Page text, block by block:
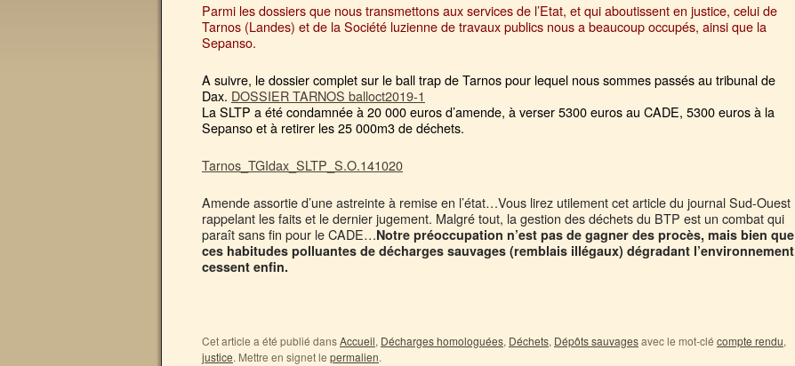
Parmi les dossiers que nous transmettons aux services de l’Etat, et qui aboutissent en justice, celui de
Tarnos (Landes) et de la Société luzienne de travaux publics nous a beaucoup occupés, ainsi que la
Sepanso.
A suivre, le dossier complet sur le ball trap de Tarnos pour lequel nous sommes passés au tribunal de
Dax. DOSSIER TARNOS balloct2019-1
La SLTP a été condamnée à 20 000 euros d’amende, à verser 5300 euros au CADE, 5300 euros à la
Sepanso et à retirer les 25 000m3 de déchets.
Tarnos_TGIdax_SLTP_S.O.141020
Amende assortie d’une astreinte à remise en l’état…Vous lirez utilement cet article du journal Sud-Ouest
rappelant les faits et le dernier jugement. Malgré tout, la gestion des déchets du BTP est un combat qui
paraît sans fin pour le CADE…Notre préoccupation n’est pas de gagner des procès, mais bien que
ces habitudes polluantes de décharges sauvages (remblais illégaux) dégradant l’environnement
cessent enfin.
Cet article a été publié dansAccueil, Décharges homologuées, Déchets, Dépôts sauvagesavec le mot-clé compte rendu,
justice. Mettre en signet le permalien.